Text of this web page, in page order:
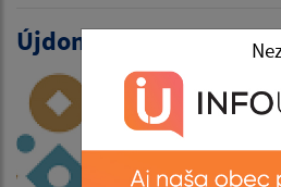
Újdonságok: